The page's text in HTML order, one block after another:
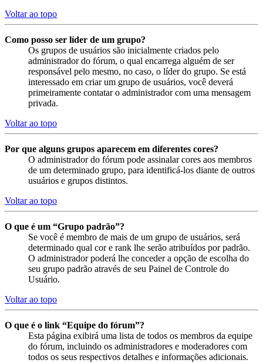
Voltar ao topo
Como posso ser líder de um grupo?
Os grupos de usuários são inicialmente criados pelo
administrador do fórum, o qual encarrega alguém de ser
responsável pelo mesmo, no caso, o líder do grupo. Se está
interessado em criar um grupo de usuários, você deverá
primeiramente contatar o administrador com uma mensagem
privada.
Voltar ao topo
Por que alguns grupos aparecem em diferentes cores?
O administrador do fórum pode assinalar cores aos membros
de um determinado grupo, para identificá-los diante de outros
usuários e grupos distintos.
Voltar ao topo
O que é um “Grupo padrão”?
Se você é membro de mais de um grupo de usuários, será
determinado qual cor e rank lhe serão atribuídos por padrão.
O administrador poderá lhe conceder a opção de escolha do
seu grupo padrão através de seu Painel de Controle do
Usuário.
Voltar ao topo
O que é o link “Equipe do fórum”?
Esta página exibirá uma lista de todos os membros da equipe
do fórum, incluindo os administradores e moderadores com
todos os seus respectivos detalhes e informações adicionais.